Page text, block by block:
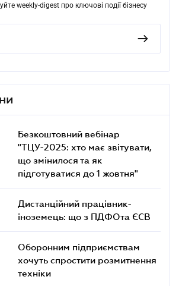
weekly-digest про ключові події бізнесу
Безкоштовний вебінар
"ТЦУ-2025: хто має звітувати,
що змінилося та як
підготуватися до 1 жовтня"
Дистанційний працівник-
іноземець: що з ПДФОта ЄСВ
Оборонним підприємствам
хочуть спростити розмитнення
техніки